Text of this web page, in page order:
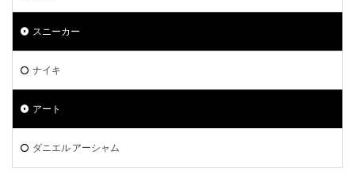
スニーカー
ナイキ
アート
ダニエル アーシャム
高騰カード
魔妖 黒炎の支配者 ２５周年
検索